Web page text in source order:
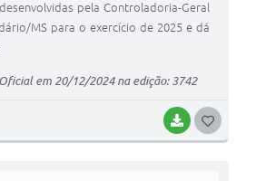
BAIXAR
pela Controladoria-Geral
MS para o exercício de 2025 e dá
em 20/12/2024 na edição: 3742